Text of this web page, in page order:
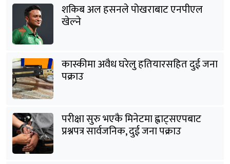
शकिब अल हसनले पोखराबाट एनपीएल
खेल्ने
कास्कीमा अवैध घरेलु हतियारसहित दुई जना
पक्राउ
परीक्षा सुरु भएकै मिनेटमा ह्वाट्सएपबाट
प्रश्नपत्र सार्वजनिक, दुई जना पक्राउ